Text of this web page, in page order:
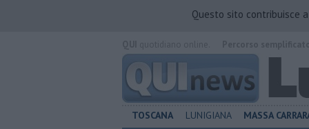
Questo sito contribuisce
TOSCANA LUNIGIANA MASSA